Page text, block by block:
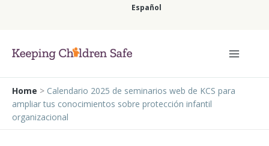
Español
Home > Calendario 2025 de seminarios web de KCS para
ampliar tus conocimientos sobre protección infantil
organizacional